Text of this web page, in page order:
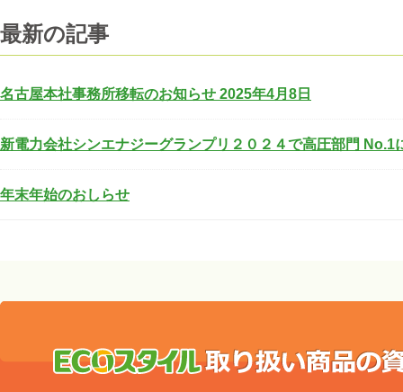
ー
シ
ン
最新の記事
名古屋本社事務所移転のお知らせ 2025年4月8日
新電力会社シンエナジーグランプリ２０２４で高圧部門 No.1
年末年始のおしらせ